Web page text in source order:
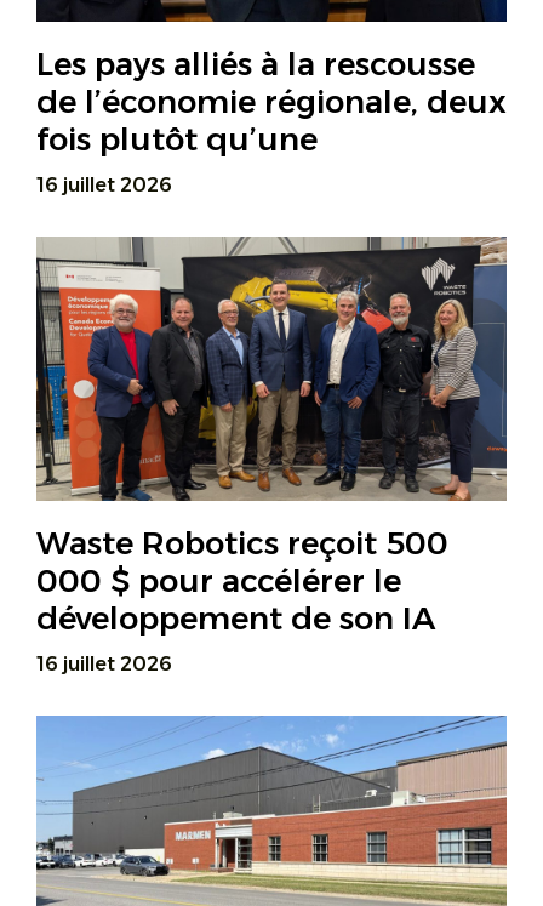
Les pays alliés à la rescousse
de l’économie régionale, deux
fois plutôt qu’une
16 juillet 2026
Waste Robotics reçoit 500
000 $ pour accélérer le
développement de son IA
16 juillet 2026